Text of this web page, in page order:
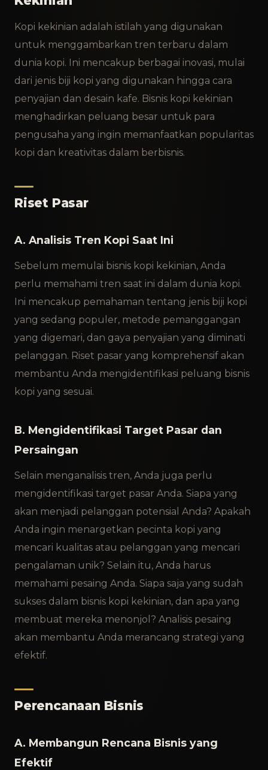
Kopi kekinian adalah istilah yang digunakan
untuk menggambarkan tren terbaru dalam
dunia kopi. Ini mencakup berbagai inovasi, mulai
dari jenis biji kopi yang digunakan hingga cara
penyajian dan desain kafe. Bisnis kopi kekinian
menghadirkan peluang besar untuk para
pengusaha yang ingin memanfaatkan popularitas
kopi dan kreativitas dalam berbisnis.
Riset Pasar
A. Analisis Tren Kopi Saat Ini
Sebelum memulai bisnis kopi kekinian, Anda
perlu memahami tren saat ini dalam dunia kopi.
Ini mencakup pemahaman tentang jenis biji kopi
yang sedang populer, metode pemanggangan
yang digemari, dan gaya penyajian yang diminati
pelanggan. Riset pasar yang komprehensif akan
membantu Anda mengidentifikasi peluang bisnis
kopi yang sesuai.
B. Mengidentifikasi Target Pasar dan
Persaingan
Selain menganalisis tren, Anda juga perlu
mengidentifikasi target pasar Anda. Siapa yang
akan menjadi pelanggan potensial Anda? Apakah
Anda ingin menargetkan pecinta kopi yang
mencari kualitas atau pelanggan yang mencari
pengalaman unik? Selain itu, Anda harus
memahami pesaing Anda. Siapa saja yang sudah
sukses dalam bisnis kopi kekinian, dan apa yang
membuat mereka menonjol? Analisis pesaing
akan membantu Anda merancang strategi yang
efektif.
Perencanaan Bisnis
A. Membangun Rencana Bisnis yang
Efektif